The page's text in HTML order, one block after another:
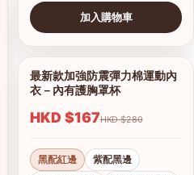
加入購物車
1/11
查看圖片
最新款加強防震彈力棉運動內
衣－內有護胸罩杯
HKD $167 HKD $280
黑配紅邊
紫配黑邊